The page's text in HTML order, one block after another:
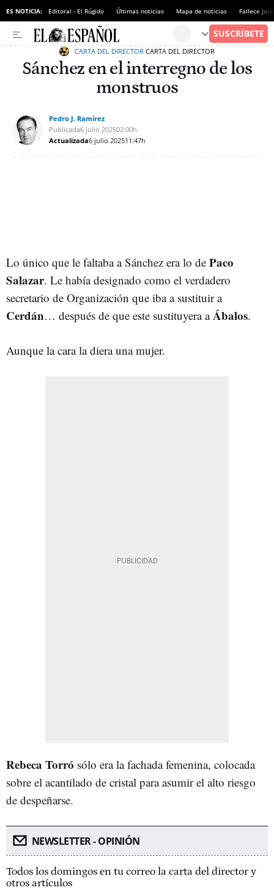
ES NOTICIA: Editoral - El Rúgido Últimas noticias Mapa de noticias Fallece
CARTA DEL DIRECTOR CARTA DEL DIRECTOR
Sánchez en el interregno de los
monstruos
Pedro J. Ramírez
Publicada6 julio 202502:00h
Actualizada6 julio 202511:47h
Lo único que le faltaba a Sánchez era lo de Paco
Salazar. Le había designado como el verdadero
secretario de Organización que iba a sustituir a
Cerdán… después de que este sustituyera aÁbalos.
Aunque la cara la diera una mujer.
Rebeca Torró sólo era la fachada femenina, colocada
sobre el acantilado de cristal para asumir el alto riesgo
de despeñarse.
NEWSLETTER - OPINIÓN
Todos los domingos en tu correo la carta del director y
otros artículos